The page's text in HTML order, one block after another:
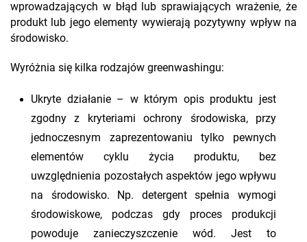
wprowadzających w błąd lub sprawiających wrażenie, że
produkt lub jego elementy wywierają pozytywny wpływ na
środowisko.
Wyróżnia się kilka rodzajów greenwashingu:
Ukryte działanie – w którym opis produktu jest
zgodny z kryteriami ochrony środowiska, przy
jednoczesnym zaprezentowaniu tylko pewnych
elementów cyklu życia produktu, bez
uwzględnienia pozostałych aspektów jego wpływu
na środowisko. Np. detergent spełnia wymogi
środowiskowe, podczas gdy proces produkcji
powoduje zanieczyszczenie wód. Jest to